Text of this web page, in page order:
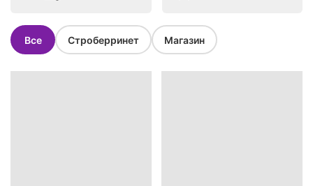
Все Строберринет Магазин